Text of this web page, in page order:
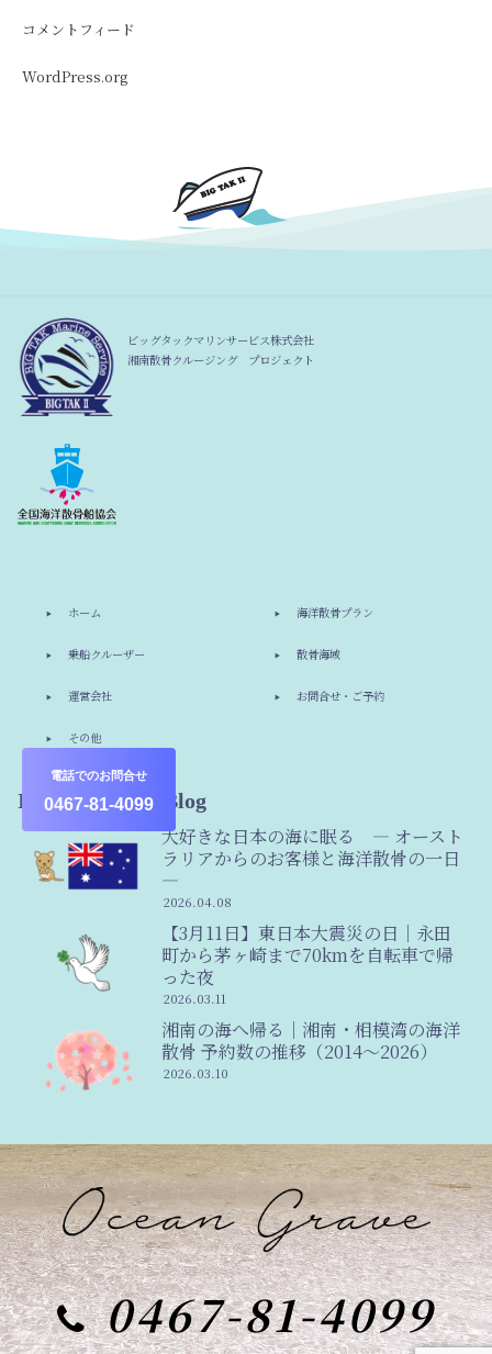
電話でのお問合せ
0467-81-4099
コメントフィード
WordPress.org
ビッグタックマリンサービス株式会社
湘南散骨クルージング プロジェクト
ホーム 海洋散骨プラン
乗船クルーザー 散骨海域
運営会社 お問合せ・ご予約
その他
Information & Blog
大好きな日本の海に眠る ― オースト
ラリアからのお客様と海洋散骨の一日
―
2026.04.08
【3月11日】東日本大震災の日｜永田
町から茅ヶ崎まで70kmを自転車で帰
った夜
2026.03.11
湘南の海へ帰る｜湘南・相模湾の海洋
散骨 予約数の推移（2014〜2026）
2026.03.10
0467-81-4099